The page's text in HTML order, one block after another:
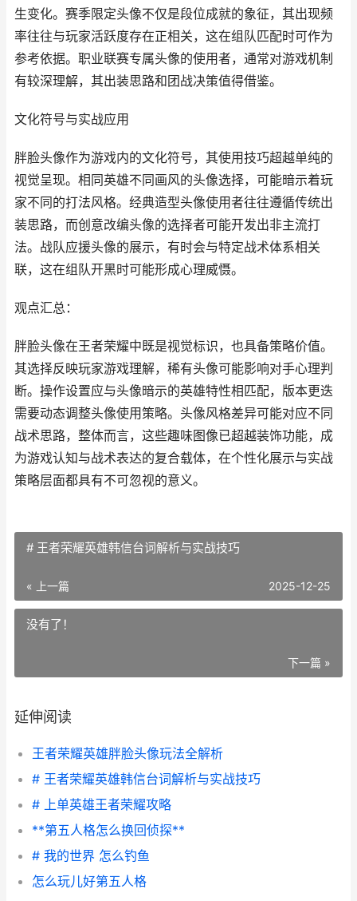
生变化。赛季限定头像不仅是段位成就的象征，其出现频
率往往与玩家活跃度存在正相关，这在组队匹配时可作为
参考依据。职业联赛专属头像的使用者，通常对游戏机制
有较深理解，其出装思路和团战决策值得借鉴。
文化符号与实战应用
胖脸头像作为游戏内的文化符号，其使用技巧超越单纯的
视觉呈现。相同英雄不同画风的头像选择，可能暗示着玩
家不同的打法风格。经典造型头像使用者往往遵循传统出
装思路，而创意改编头像的选择者可能开发出非主流打
法。战队应援头像的展示，有时会与特定战术体系相关
联，这在组队开黑时可能形成心理威慑。
观点汇总：
胖脸头像在王者荣耀中既是视觉标识，也具备策略价值。
其选择反映玩家游戏理解，稀有头像可能影响对手心理判
断。操作设置应与头像暗示的英雄特性相匹配，版本更迭
需要动态调整头像使用策略。头像风格差异可能对应不同
战术思路，整体而言，这些趣味图像已超越装饰功能，成
为游戏认知与战术表达的复合载体，在个性化展示与实战
策略层面都具有不可忽视的意义。
# 王者荣耀英雄韩信台词解析与实战技巧
« 上一篇 2025-12-25
没有了！
下一篇 »
延伸阅读
王者荣耀英雄胖脸头像玩法全解析
# 王者荣耀英雄韩信台词解析与实战技巧
# 上单英雄王者荣耀攻略
**第五人格怎么换回侦探**
# 我的世界 怎么钓鱼
怎么玩儿好第五人格